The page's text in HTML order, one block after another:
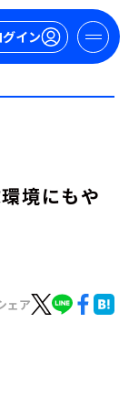
グイン
境にもや
ェア